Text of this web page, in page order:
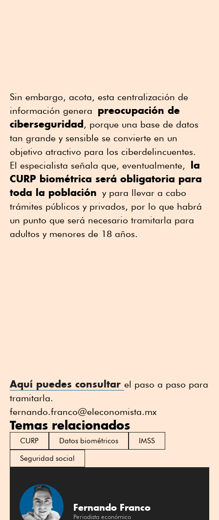
Sin embargo, acota, esta centralización de
información genera preocupación de
ciberseguridad , porque una base de datos
tan grande y sensible se convierte en un
objetivo atractivo para los ciberdelincuentes.
El especialista señala que, eventualmente,
la
CURP biométrica será obligatoria para
toda la población y para llevar a cabo
trámites públicos y privados, por lo que habrá
un punto que será necesario tramitarla para
adultos y menores de 18 años.
Aquí puedes consultar el paso a paso para
tramitarla.
fernando.franco@eleconomista.mx
Temas relacionados
CURP Datos biométricos
IMSS
Seguridad social
Fernando Franco
Periodista económico